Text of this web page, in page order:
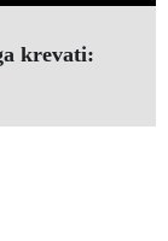
krevati: